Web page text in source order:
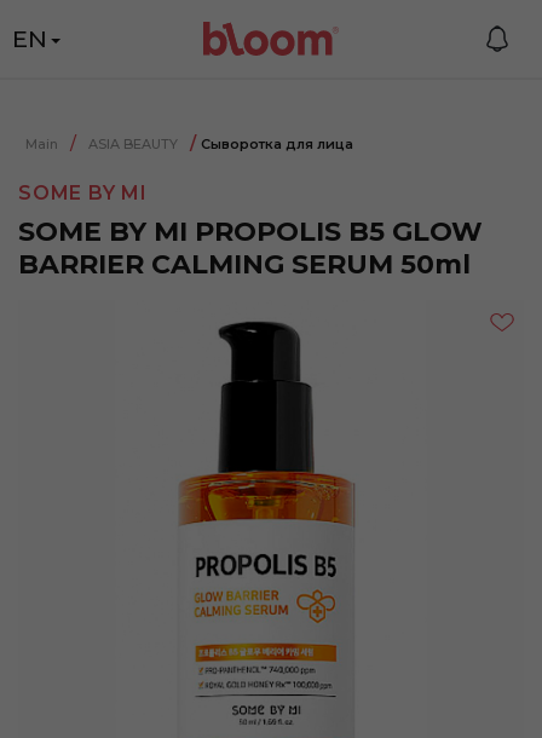
EN
Main ASIA BEAUTY Сыворотка для лица
SOME BY MI
SOME BY MI PROPOLIS B5 GLOW
BARRIER CALMING SERUM 50ml